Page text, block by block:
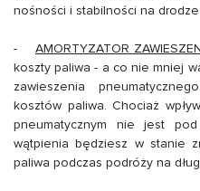
nośności i stabilności na drodze.
- AMORTYZATOR
koszty paliwa - a co nie mniej
zawieszenia
kosztów paliwa. Chociaż
pneumatycznym nie jest
wątpienia będziesz w stanie
paliwa podczas podróży na